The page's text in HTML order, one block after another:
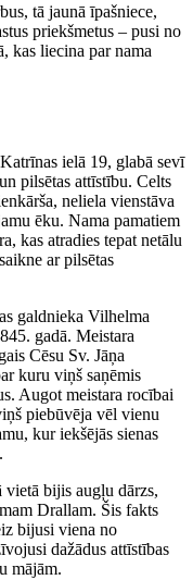
tā jaunā īpašniece,
priekšmetus – pusi no
kas liecina par nama
ielā 19, glabā sevī
pilsētas attīstību. Celts
neliela vienstāva
ēku. Nama pamatiem
kas atradies tepat netālu
ar pilsētas
galdnieka Vilhelma
gadā. Meistara
Cēsu Sv. Jāņa
kuru viņš saņēmis
Augot meistara rocībai
piebūvēja vēl vienu
kur iekšējās sienas
vietā bijis augļu dārzs,
Drallam. Šis fakts
bijusi viena no
dažādus attīstības
mājām.